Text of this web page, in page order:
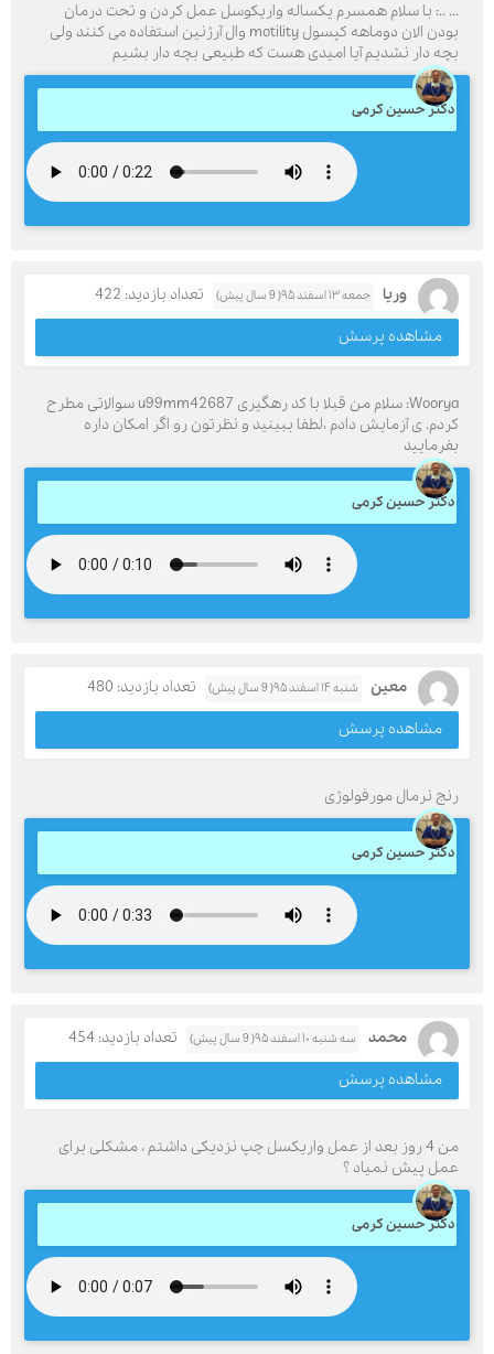
... ..: با سلام همسرم یکساله واریکوسل عمل کردن و تحت درمان
بودن الان دوماهه کپسول motility وال آرژنین استفاده می کنند ولی
بچه دار نشدیم آیا امیدی هست که طبیعی بچه دار بشیم
دکتر حسین کرمی
وریا جمعه ۱۳ اسفند ۹۵( 9 سال پیش)
تعداد بازدید: 422
مشاهده پرسش
Woorya: سلام من قبلا با کد رهگیری u99mm42687 سوالاتی مطرح
کردم. ی آزمایش دادم ،لطفا ببینید و نظرتون رو اگر امکان داره
بفرمایید
دکتر حسین کرمی
معین شنبه ۱۴ اسفند ۹۵( 9 سال پیش)
تعداد بازدید: 480
مشاهده پرسش
رنج نرمال مورفولوژی
دکتر حسین کرمی
محمد سه شنبه ۱۰ اسفند ۹۵( 9 سال پیش)
تعداد بازدید: 454
مشاهده پرسش
من 4 روز بعد از عمل واریکسل چپ نزدیکی داشتم ، مشکلی برای
عمل پیش نمیاد ؟
دکتر حسین کرمی